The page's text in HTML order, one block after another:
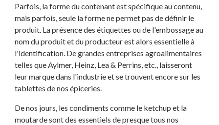
Parfois, la forme du contenant est spécifique au contenu,
mais parfois, seule la forme ne permet pas de définir le
produit. La présence des étiquettes ou de l'embossage au
nom du produit et du producteur est alors essentielle à
l'identification. De grandes entreprises agroalimentaires
telles que Aylmer, Heinz, Lea & Perrins, etc., laisseront
leur marque dans l'industrie et se trouvent encore sur les
tablettes de nos épiceries.
De nos jours, les condiments comme le ketchup et la
moutarde sont des essentiels de presque tous nos